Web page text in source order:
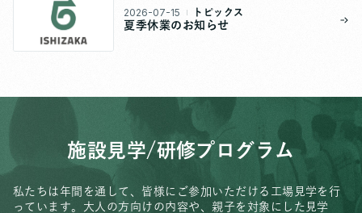
2026-07-15 トピックス
夏季休業のお知らせ
施設見学/研修プログラム
私たちは年間を通して、皆様にご参加いただける工場見学を行
っています。 大人の方向けの内容や、親子を対象にした見学